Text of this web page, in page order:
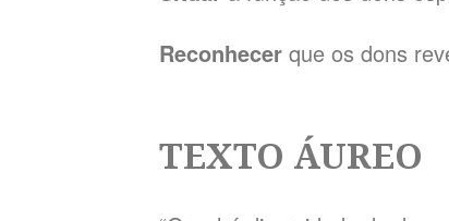
Reconhecerque os dons
TEXTO ÁUREO